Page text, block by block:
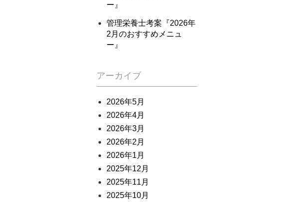
ー』
管理栄養士考案『2026年
2月のおすすめメニュ
ー』
アーカイブ
2026年5月
2026年4月
2026年3月
2026年2月
2026年1月
2025年12月
2025年11月
2025年10月